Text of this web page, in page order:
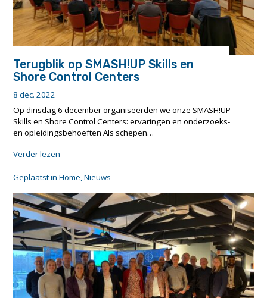
Terugblik op SMASH!UP Skills en
Shore Control Centers
8 dec. 2022
Op dinsdag 6 december organiseerden we onze SMASH!UP
Skills en Shore Control Centers: ervaringen en onderzoeks-
en opleidingsbehoeften Als schepen…
Verder lezen
SMASH!UP
en
Shore
Control
Centers"
Geplaatst inHome,Nieuws